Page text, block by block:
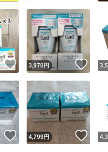
いいね！
3,970円 いい
いいね！
4,799円 いい